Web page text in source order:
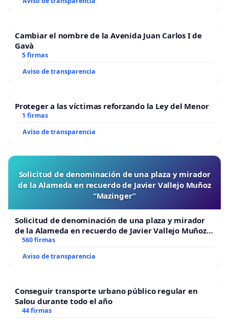
Cambiar el nombre de la Avenida Juan Carlos I de
Gavà
5 firmas
Aviso de transparencia
Proteger a las víctimas reforzando la Ley del Menor
1 firmas
Aviso de transparencia
Solicitud de denominación de una plaza y mirador
de la Alameda en recuerdo de Javier Vallejo Muñoz
“Mazinger”
Solicitud de denominación de una plaza y mirador
de la Alameda en recuerdo de Javier Vallejo Muñoz
“Mazinger”
560 firmas
Aviso de transparencia
Conseguir transporte urbano público regular en
Salou durante todo el año
44 firmas